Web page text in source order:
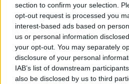
section to confirm your selection.
opt-out request is processed you
interest-based ads based on
us or personal information
your opt-out. You may separately
disclosure of your personal
IAB’s list of downstream
also be disclosed by us to third